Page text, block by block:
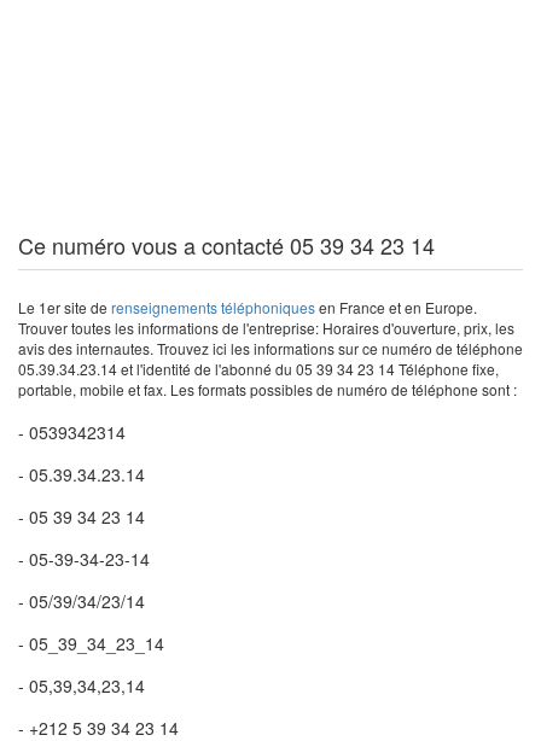
Ce numéro vous a contacté 05 39 34 23 14
Le 1er site de renseignements téléphoniquesen France et en Europe.
Trouver toutes les informations de l'entreprise: Horaires d'ouverture, prix, les
avis des internautes. Trouvez ici les informations sur ce numéro de téléphone
05.39.34.23.14 et l'identité de l'abonné du 05 39 34 23 14 Téléphone fixe,
portable, mobile et fax. Les formats possibles de numéro de téléphone sont :
- 0539342314
- 05.39.34.23.14
- 05 39 34 23 14
- 05-39-34-23-14
- 05/39/34/23/14
- 05_39_34_23_14
- 05,39,34,23,14
- +212 5 39 34 23 14